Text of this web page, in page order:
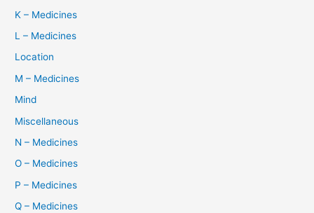
K – Medicines
L – Medicines
Location
M – Medicines
Mind
Miscellaneous
N – Medicines
O – Medicines
P – Medicines
Q – Medicines